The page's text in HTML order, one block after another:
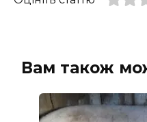
Вам також